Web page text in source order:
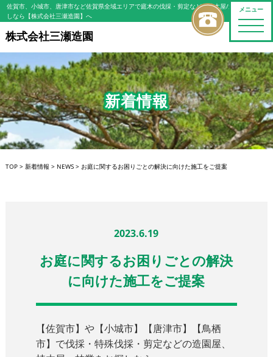
メニュー
toggle
佐賀市、小城市、唐津市など佐賀県全域エリアで庭木の伐採・剪定などの植木屋/造園屋をお探
しなら【株式会社三瀬造園】へ
株式会社三瀬造園
新着情報
TOP> 新着情報 > NEWS> お庭に関するお困りごとの解決に向けた施工をご提案
2023.6.19
お庭に関するお困りごとの解決
に向けた施工をご提案
【佐賀市】や【小城市】【唐津市】【鳥栖
市】で伐採・特殊伐採・剪定などの造園屋、